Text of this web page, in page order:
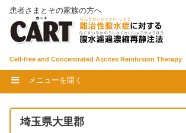
患者さまとその家族の方へ
Cell-free and Concentrated Ascites Reinfusion Therapy
メニューを開く
埼玉県大里郡